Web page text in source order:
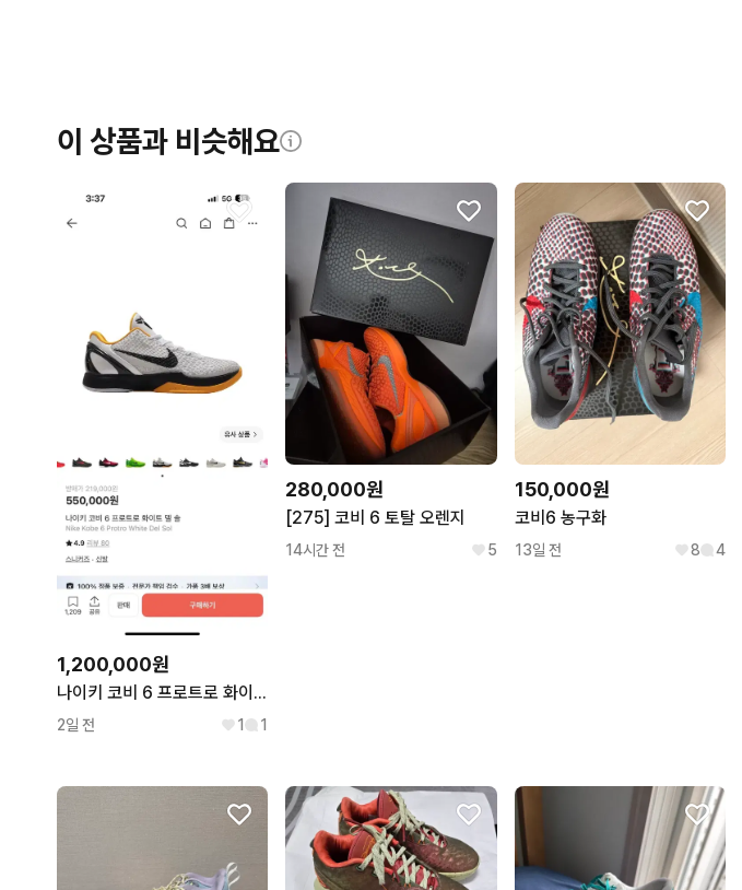
이 상품과 비슷해요
1,200,000원
나이키 코비 6 프로트로 화이트 델 솔
2일 전 1 1
280,000원
[275] 코비 6 토탈 오렌지
14시간 전 5
150,000원
코비6 농구화
13일 전 8 4